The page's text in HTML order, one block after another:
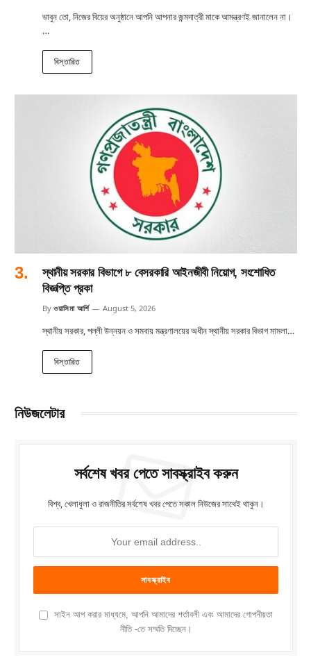
ভাবুন তো, নিজের বিয়ের অনুষ্ঠানে আপনি আপনার জন্মদাত্রী মাকে আমন্ত্রণই জানালেন না।
…
বিস্তারিত
স্থানীয় সরকার বিভাগে ৮ বেসরকারি আইনজীবী নিয়োগ, সংশোধিত
বিজ্ঞপ্তি প্রকা
By ওয়াসিমা আর্শি August 5, 2026
স্থানীয় সরকার, পল্লী উন্নয়ন ও সমবায় মন্ত্রণালয়ের অধীন স্থানীয় সরকার বিভাগ মামলা…
বিস্তারিত
নিউজলেটার
সর্বশেষ খবর পেতে সাবস্ক্রাইব করুন
বিশ্ব, খেলাধুলা ও রাজনীতির সর্বশেষ খবর পেতে সকাল নিউজের সাথেই থাকুন।
সাইন আপ করার মাধ্যমে, আপনি আমাদের শর্তাবলী এবং আমাদের গোপনীয়তা
নীতি -তে সম্মতি দিচ্ছেন।